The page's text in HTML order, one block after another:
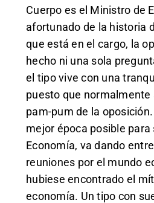
Cuerpo es el Ministro de
afortunado de la historia
que está en el cargo, la
hecho ni una sola
el tipo vive con una
puesto que normalmente
pam-pum de la
mejor época posible
Economía, va dando
reuniones por el mundo
hubiese encontrado el
economía. Un tipo con